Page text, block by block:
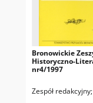
Bronowickie
Historyczno-
nr4/1997
Zespół redakcyjny